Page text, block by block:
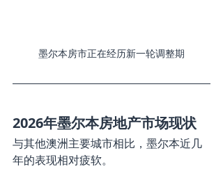
墨尔本房市正在经历新一轮调整期
2026年墨尔本房地产市场现状
与其他澳洲主要城市相比，墨尔本近几
年的表现相对疲软。